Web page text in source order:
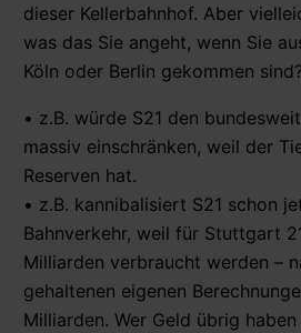
dieser Kellerbahnhof. Aber
was das Sie angeht, wenn Sie
Köln oder Berlin gekommen
• z.B. würde S21 den
massiv einschränken, weil der
Reserven hat.
• z.B. kannibalisiert S21 schon
Bahnverkehr, weil für Stuttgart
Milliarden verbraucht werden –
gehaltenen eigenen
Milliarden. Wer Geld übrig